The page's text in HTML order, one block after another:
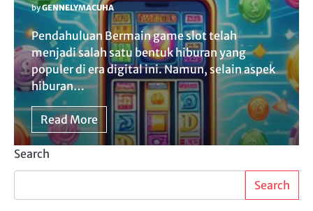
byGENNELYMACUHA
Pendahuluan Bermain game slot telah
menjadi salah satu bentuk hiburan yang
populer di era digital ini. Namun, selain aspek
hiburan…
Read More
Search
Search